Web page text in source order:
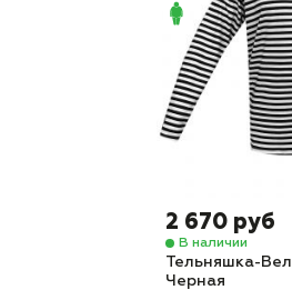
2 670 руб
В наличии
Тельняшка-
Черная